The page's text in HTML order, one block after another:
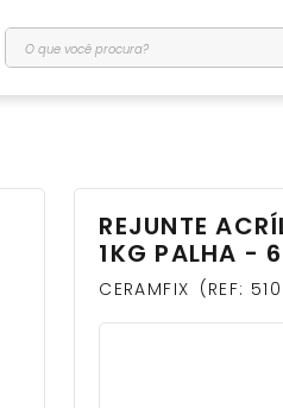
O que você procura?
REJUNTE
1KG PALHA -
CERAMFIX REF: